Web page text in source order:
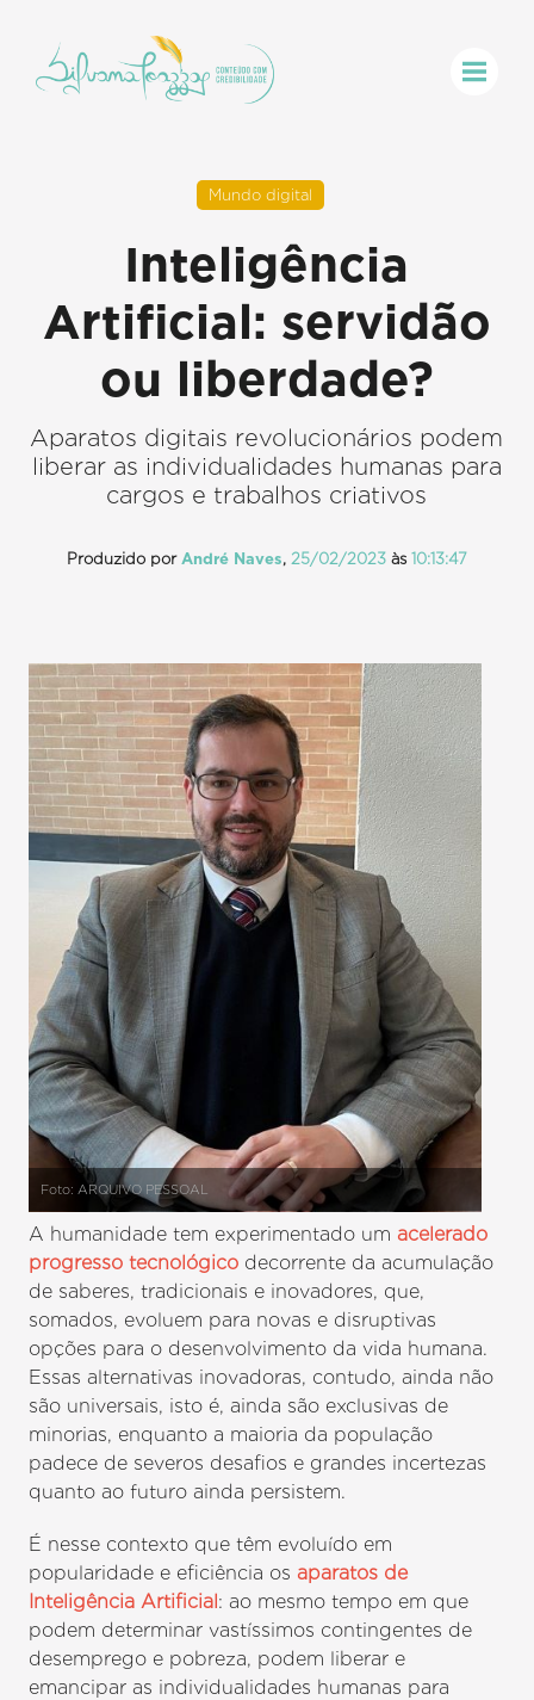
Mundo digital
Inteligência
Artificial: servidão
ou liberdade?
Aparatos digitais revolucionários podem
liberar as individualidades humanas para
cargos e trabalhos criativos
Produzido por André Naves, 25/02/2023às 10:13:47
Foto: ARQUIVO PESSOAL
A humanidade tem experimentado um acelerado
progresso tecnológico decorrente da acumulação
de saberes, tradicionais e inovadores, que,
somados, evoluem para novas e disruptivas
opções para o desenvolvimento da vida humana.
Essas alternativas inovadoras, contudo, ainda não
são universais, isto é, ainda são exclusivas de
minorias, enquanto a maioria da população
padece de severos desafios e grandes incertezas
quanto ao futuro ainda persistem.
É nesse contexto que têm evoluído em
popularidade e eficiência os aparatos de
Inteligência Artificial: ao mesmo tempo em que
podem determinar vastíssimos contingentes de
desemprego e pobreza, podem liberar e
emancipar as individualidades humanas para